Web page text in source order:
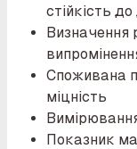
стійкість до
Визначення
Споживана
міцність
Показник